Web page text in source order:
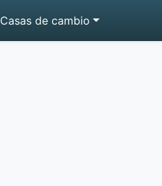
Casas de cambio